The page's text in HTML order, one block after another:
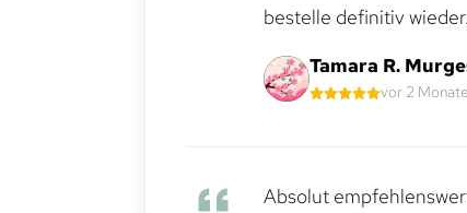
bestelle definitiv wieder.
Tamara R.
vor 2
Absolut